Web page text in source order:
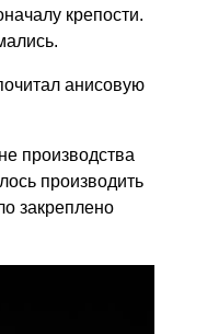
крепости.
анисовую
производства
производить
закреплено